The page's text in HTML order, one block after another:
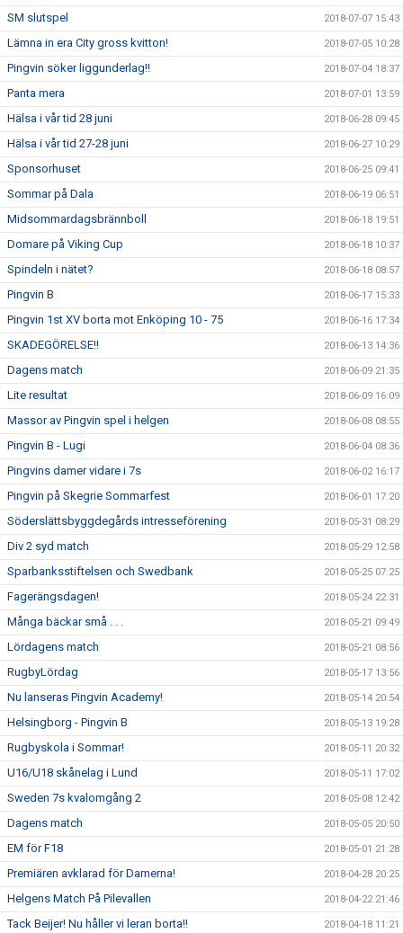
SM slutspel 2018-07-07 15:43
Lämna in era City gross kvitton! 2018-07-05 10:28
Pingvin söker liggunderlag!! 2018-07-04 18:37
Panta mera 2018-07-01 13:59
Hälsa i vår tid 28 juni 2018-06-28 09:45
Hälsa i vår tid 27-28 juni 2018-06-27 10:29
Sponsorhuset 2018-06-25 09:41
Sommar på Dala 2018-06-19 06:51
Midsommardagsbrännboll 2018-06-18 19:51
Domare på Viking Cup 2018-06-18 10:37
Spindeln i nätet? 2018-06-18 08:57
Pingvin B 2018-06-17 15:33
Pingvin 1st XV borta mot Enköping 10 - 75 2018-06-16 17:34
SKADEGÖRELSE!! 2018-06-13 14:36
Dagens match 2018-06-09 21:35
Lite resultat 2018-06-09 16:09
Massor av Pingvin spel i helgen 2018-06-08 08:55
Pingvin B - Lugi 2018-06-04 08:36
Pingvins damer vidare i 7s 2018-06-02 16:17
Pingvin på Skegrie Sommarfest 2018-06-01 17:20
Söderslättsbyggdegårds intresseförening 2018-05-31 08:29
Div 2 syd match 2018-05-29 12:58
Sparbanksstiftelsen och Swedbank 2018-05-25 07:25
Fagerängsdagen! 2018-05-24 22:31
Många bäckar små . . . 2018-05-21 09:49
Lördagens match 2018-05-21 08:56
RugbyLördag 2018-05-17 13:56
Nu lanseras Pingvin Academy! 2018-05-14 20:54
Helsingborg - Pingvin B 2018-05-13 19:28
Rugbyskola i Sommar! 2018-05-11 20:32
U16/U18 skånelag i Lund 2018-05-11 17:02
Sweden 7s kvalomgång 2 2018-05-08 12:42
Dagens match 2018-05-05 20:50
EM för F18 2018-05-01 21:28
Premiären avklarad för Damerna! 2018-04-28 20:25
Helgens Match På Pilevallen 2018-04-22 21:46
Tack Beijer! Nu håller vi leran borta!! 2018-04-18 11:21